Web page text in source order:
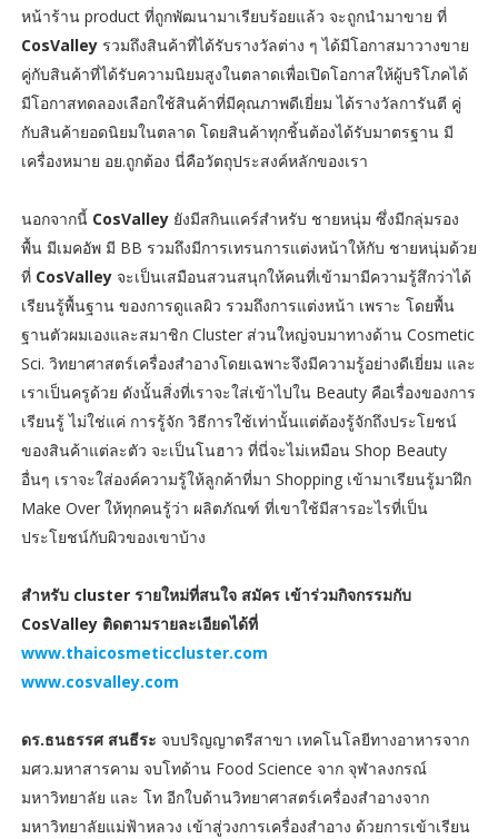
หน้าร้าน product ที่ถูกพัฒนามาเรียบร้อยแล้ว จะถูกนำมาขาย ที่
CosValleyรวมถึงสินค้าที่ได้รับรางวัลต่าง ๆ ได้มีโอกาสมาวางขาย
คู่กับสินค้าที่ได้รับความนิยมสูงในตลาดเพื่อเปิดโอกาสให้ผู้บริโภคได้
มีโอกาสทดลองเลือกใช้สินค้าที่มีคุณภาพดีเยี่ยม ได้รางวัลการันตี คู่
กับสินค้ายอดนิยมในตลาด โดยสินค้าทุกชิ้นต้องได้รับมาตรฐาน มี
เครื่องหมาย อย.ถูกต้อง นี่คือวัตถุประสงค์หลักของเรา
นอกจากนี้ CosValleyยังมีสกินแคร์สำหรับ ชายหนุ่ม ซึ่งมีกลุ่มรอง
พื้น มีเมคอัพ มี BB รวมถึงมีการเทรนการแต่งหน้าให้กับ ชายหนุ่มด้วย
ที่ CosValleyจะเป็นเสมือนสวนสนุกให้คนที่เข้ามามีความรู้สึกว่าได้
เรียนรู้พื้นฐาน ของการดูแลผิว รวมถึงการแต่งหน้า เพราะ โดยพื้น
ฐานตัวผมเองและสมาชิก Cluster ส่วนใหญ่จบมาทางด้าน Cosmetic
Sci. วิทยาศาสตร์เครื่องสำอางโดยเฉพาะจึงมีความรู้อย่างดีเยี่ยม และ
เราเป็นครูด้วย ดังนั้นสิ่งที่เราจะใส่เข้าไปใน Beauty คือเรื่องของการ
เรียนรู้ ไม่ใช่แค่ การรู้จัก วิธีการใช้เท่านั้นแต่ต้องรู้จักถึงประโยชน์
ของสินค้าแต่ละตัว จะเป็นโนฮาว ที่นี่จะไม่เหมือน Shop Beauty
อื่นๆ เราจะใส่องค์ความรู้ให้ลูกค้าที่มา Shopping เข้ามาเรียนรู้มาฝึก
Make Over ให้ทุกคนรู้ว่า ผลิตภัณฑ์ ที่เขาใช้มีสารอะไรที่เป็น
ประโยชน์กับผิวของเขาบ้าง
สำหรับ cluster รายใหม่ที่สนใจ สมัคร เข้าร่วมกิจกรรมกับ
CosValley ติดตามรายละเอียดได้ที่
www.thaicosmeticcluster.com
www.cosvalley.com
ดร.ธนธรรศ สนธีระ จบปริญญาตรีสาขา เทคโนโลยีทางอาหารจาก
มศว.มหาสารคาม จบโทด้าน Food Science จาก จุฬาลงกรณ์
มหาวิทยาลัย และ โท อีกใบด้านวิทยาศาสตร์เครื่องสำอางจาก
มหาวิทยาลัยแม่ฟ้าหลวง เข้าสู่วงการเครื่องสำอาง ด้วยการเข้าเรียน